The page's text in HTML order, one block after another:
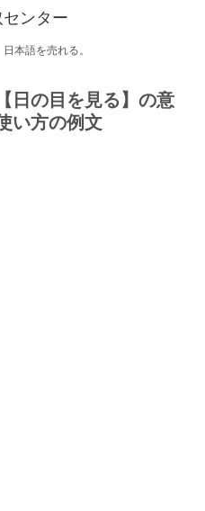
ンター
本語を売れる。
日の目を見る】の意
い方の例文